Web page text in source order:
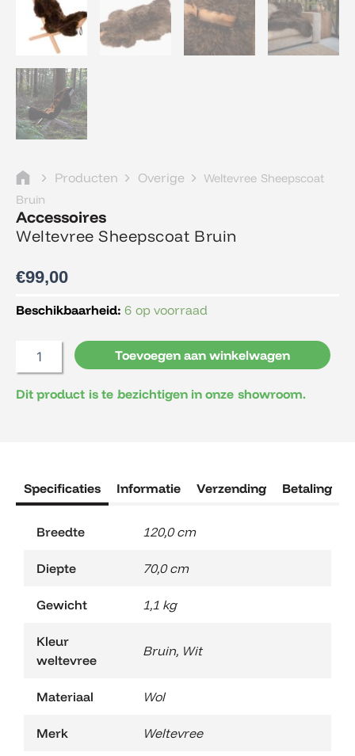
Producten Overige
Weltevree Sheepscoat
Bruin
Accessoires
Weltevree Sheepscoat Bruin
€99,00
Beschikbaarheid: 6 op voorraad
Weltevree
aantal
Toevoegen aan winkelwagen
Dit product is te bezichtigen in onze showroom.
Specificaties Informatie Verzending Betaling
Breedte 120,0 cm
Diepte 70,0 cm
Gewicht 1,1 kg
Kleur
weltevree
Bruin, Wit
Materiaal Wol
Merk Weltevree